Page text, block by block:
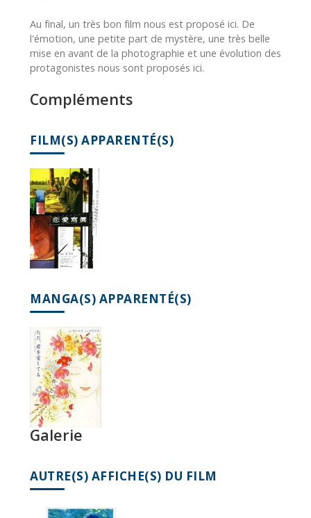
Au final, un très bon film nous est proposé ici. De
l'émotion, une petite part de mystère, une très belle
mise en avant de la photographie et une évolution des
protagonistes nous sont proposés ici.
Compléments
FILM(S) APPARENTÉ(S)
MANGA(S) APPARENTÉ(S)
Galerie
AUTRE(S) AFFICHE(S) DU FILM